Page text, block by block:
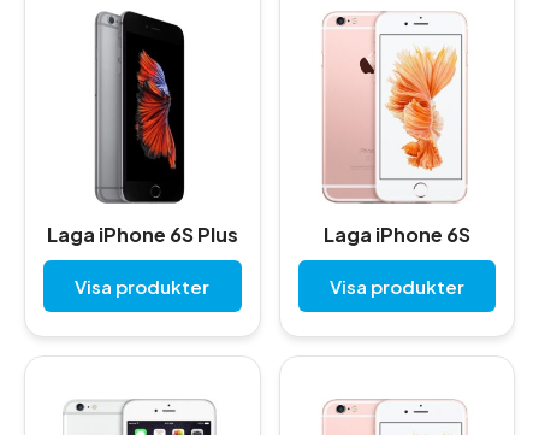
Laga iPhone 6S Plus
Visa produkter
Laga iPhone 6S
Visa produkter